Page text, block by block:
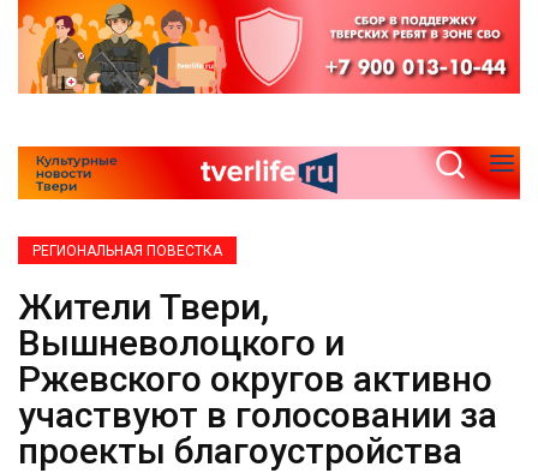
РЕГИОНАЛЬНАЯ ПОВЕСТКА
Жители Твери,
Вышневолоцкого и
Ржевского округов активно
участвуют в голосовании за
проекты благоустройства